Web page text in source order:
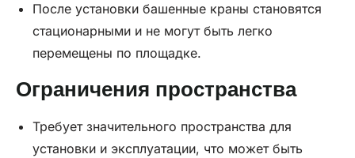
После установки башенные краны становятся
стационарными и не могут быть легко
перемещены по площадке.
Ограничения пространства
Требует значительного пространства для
установки и эксплуатации, что может быть